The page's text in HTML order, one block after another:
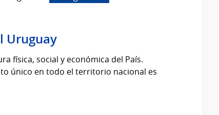
Uruguay
física, social y económica del País.
único en todo el territorio nacional es